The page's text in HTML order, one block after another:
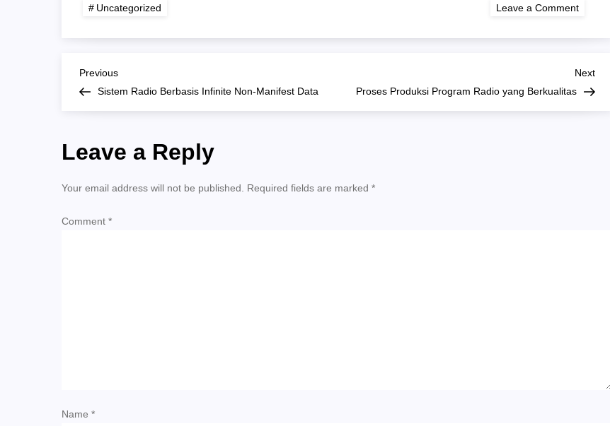
Uncategorized Leave a Comment
Peran
sebagai
yang
Relevan
Post
navigation
Previous
Post
Previous
Sistem Radio Berbasis Infinite Non-Manifest Data
Next
Post
Next
Proses Produksi Program Radio yang Berkualitas
Leave a Reply
Your email address will not be published. Required fields are marked *
Comment *
Name *